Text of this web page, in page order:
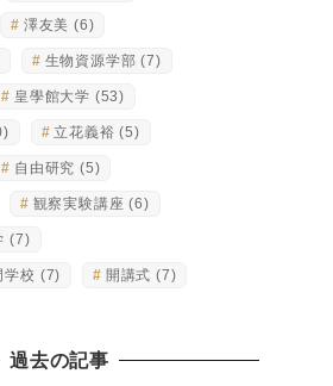
澤友美 (6)
生物資源学部 (7)
皇學館大学 (53)
立花義裕 (5)
自由研究 (5)
観察実験講座 (6)
(7)
学校 (7) 開講式 (7)
過去の記事